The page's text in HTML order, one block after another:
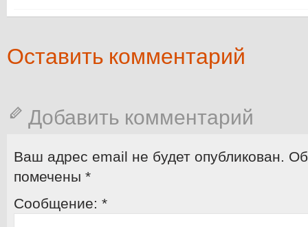
Оставить комментарий
Добавить комментарий
Ваш адрес email не будет опубликован.
помечены *
Сообщение: *